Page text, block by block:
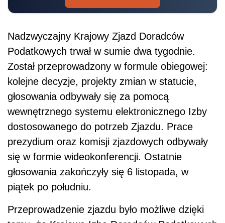
Nadzwyczajny Krajowy Zjazd Doradców
Podatkowych trwał w sumie dwa tygodnie.
Został przeprowadzony w formule obiegowej:
kolejne decyzje, projekty zmian w statucie,
głosowania odbywały się za pomocą
wewnętrznego systemu elektronicznego Izby
dostosowanego do potrzeb Zjazdu. Prace
prezydium oraz komisji zjazdowych odbywały
się w formie wideokonferencji. Ostatnie
głosowania zakończyły się 6 listopada, w
piątek po południu.
Przeprowadzenie zjazdu było możliwe dzięki